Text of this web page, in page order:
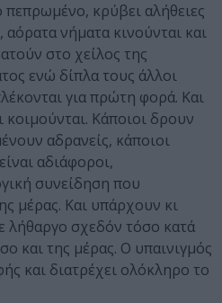
κρύβει αλήθειες
αόρατα νήματα κινούνται και
στο χείλος της
ενώ δίπλα τους άλλοι
για πρώτη φορά. Και
Κάποιοι δρουν
αδρανείς, κάποιοι
αδιάφοροι,
συνείδηση που
μέρας. Και υπάρχουν κι
λήθαργο σχεδόν τόσο κατά
και της μέρας. Ο υπαινιγμός
και διατρέχει ολόκληρο το